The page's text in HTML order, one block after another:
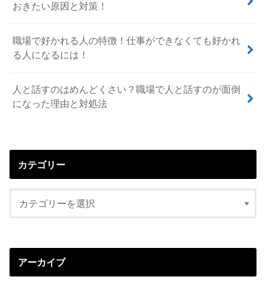
おきたい原因と対策！
職場で好かれる人の特徴！仕事ができなくても好かれ
る人になるには！
人と話すのはめんどくさい？職場で人と話すのが面倒
になった理由と対処法
カテゴリー
アーカイブ